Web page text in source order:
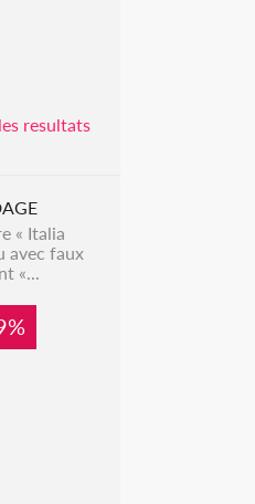
resultats
« Italia
avec faux
«...